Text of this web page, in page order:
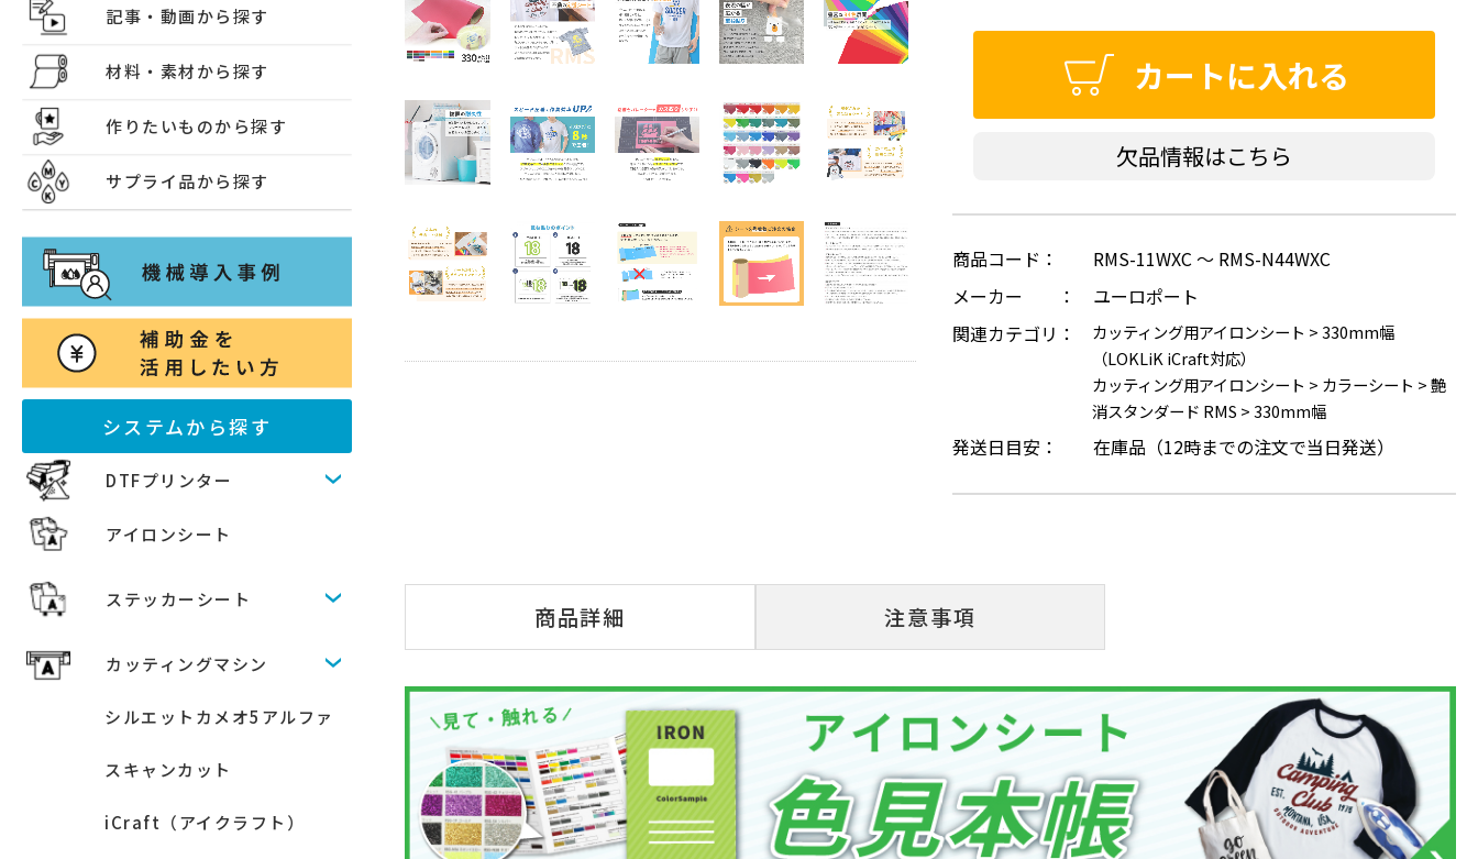
記事・動画から探す
材料・素材から探す
作りたいものから探す
サプライ品から探す
システムから探す
DTFプリンター
アイロンシート
ステッカーシート
カッティングマシン
シルエットカメオ5アルファ
スキャンカット
iCraft（アイクラフト）
カートに入れる
欠品情報はこちら
商品コード：
RMS-11WXC ～ RMS-N44WXC
メーカー ：
ユーロポート
関連カテゴリ：
カッティング用アイロンシート >330mm幅
（LOKLiK iCraft対応）
カッティング用アイロンシート > カラーシート >艶
消スタンダード RMS >330mm幅
発送日目安： 在庫品（12時までの注文で当日発送）
商品詳細 注意事項